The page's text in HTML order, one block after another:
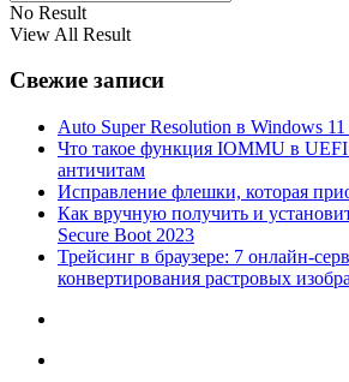
No Result
View All Result
Свежие записи
Auto Super Resolution в Windows
Что такое функция IOMMU в
античитам
Исправление флешки, которая
Как вручную получить и
Secure Boot 2023
Трейсинг в браузере: 7 онлайн-
конвертирования растровых